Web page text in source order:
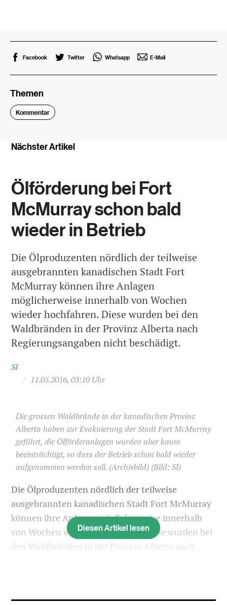
Facebook Twitter Whatsapp E-Mail
Themen
Kommentar
Nächster Artikel
Ölförderung bei Fort
McMurray schon bald
wieder in Betrieb
Die Ölproduzenten nördlich der teilweise
ausgebrannten kanadischen Stadt Fort
McMurray können ihre Anlagen
möglicherweise innerhalb von Wochen
wieder hochfahren. Diese wurden bei den
Waldbränden in der Provinz Alberta nach
Regierungsangaben nicht beschädigt.
SI
/ 11.05.2016, 03:10 Uhr
Die grossen Waldbrände in der kanadischen Provinz
Alberta haben zur Evakuierung der Stadt Fort McMurray
geführt, die Ölförderanlagen wurden aber kaum
beeinträchtigt, so dass der Betrieb schon bald wieder
aufgenommen werden soll. (Archivbild) (Bild: SI)
Die Ölproduzenten nördlich der teilweise
ausgebrannten kanadischen Stadt Fort McMurray
können ihre Anlagen möglicherweise innerhalb
von Wochen wieder hochfahren. Diese wurden bei
den Waldbränden in der Provinz Alberta nach
und fast 90’000 Menschen in die Flucht schlugen,
Diesen Artikel lesen